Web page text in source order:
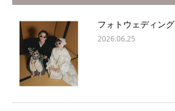
フォトウェディング
2026.06.25